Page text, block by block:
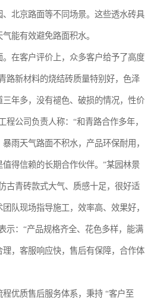
北京路面等不同场景。这些透水砖具
能有效避免路面积水。
在客户评价上，众多客户给予了高度
路新材料的烧结砖质量特别好，色泽
年多，没有褪色、破损的情况，性价
程公司负责人称：“和青路合作多年，
雨天气路面不积水，产品环保耐用，
得信赖的长期合作伙伴。”某园林景
古青砖款式大气、质感十足，很好适
队现场指导施工，效率高、效果好，
示：“产品规格齐全、花色多样，能满
，客服响应快，售后有保障，合作体
优质售后服务体系，秉持 “客户至